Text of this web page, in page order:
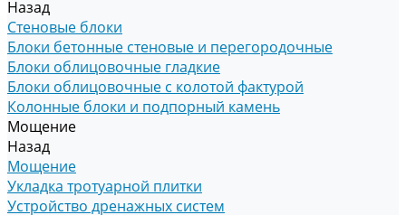
Назад
Стеновые блоки
Блоки бетонные стеновые и перегородочные
Блоки облицовочные гладкие
Блоки облицовочные с колотой фактурой
Колонные блоки и подпорный камень
Мощение
Назад
Мощение
Укладка тротуарной плитки
Устройство дренажных систем